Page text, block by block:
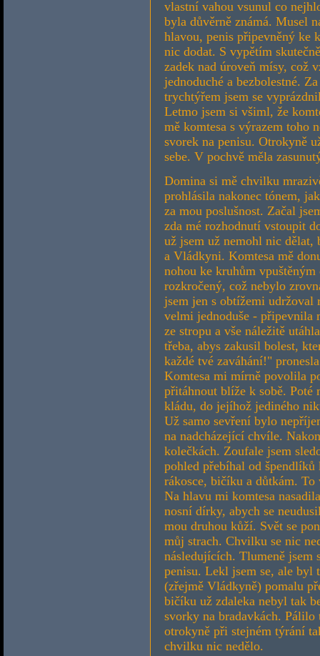
vlastní vahou vsunul co
byla důvěrně známá. Musel
hlavou, penis připevněný ke
nic dodat. S vypětím
zadek nad úroveň mísy, což
jednoduché a bezbolestné.
trychtýřem jsem se
Letmo jsem si všiml, že
mě komtesa s výrazem toho
svorek na penisu. Otrokyně
sebe. V pochvě měla
Domina si mě chvilku
prohlásila nakonec tónem,
za mou poslušnost. Začal
zda mé rozhodnutí vstoupit
už jsem už nemohl nic dělat,
a Vládkyni. Komtesa mě
nohou ke kruhům
rozkročený, což nebylo
jsem jen s obtížemi udržoval
velmi jednoduše - připevnila
ze stropu a vše náležitě
třeba, abys zakusil bolest,
každé tvé zaváhání!"
Komtesa mi mírně povolila
přitáhnout blíže k sobě. Poté
kládu, do jejíhož jediného
Už samo sevření bylo
na nadcházející chvíle.
kolečkách. Zoufale jsem
pohled přebíhal od
rákosce, bičíku a důtkám.
Na hlavu mi komtesa
nosní dírky, abych se
mou druhou kůží. Svět se
můj strach. Chvilku se nic
následujících. Tlumeně jsem
penisu. Lekl jsem se, ale
(zřejmě Vládkyně) pomalu
bičíku už zdaleka nebyl tak
svorky na bradavkách.
otrokyně při stejném týrání
chvilku nic nedělo.